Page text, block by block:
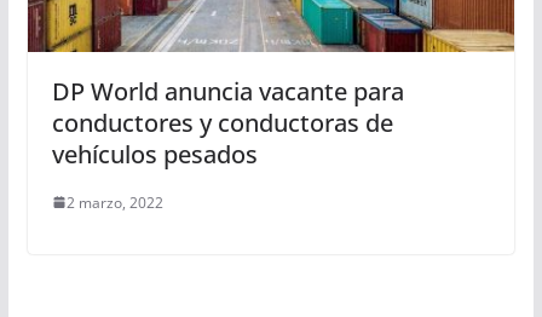
DP World anuncia vacante para
conductores y conductoras de
vehículos pesados
2 marzo, 2022